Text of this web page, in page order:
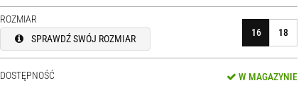
ROZMIAR
SPRAWDŹ SWÓJ ROZMIAR
16 18
DOSTĘPNOŚĆ W MAGAZYNIE